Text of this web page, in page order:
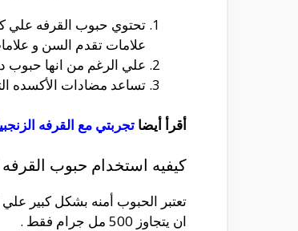
تحتوي حبوب القرفه علي
علامات تقدم السن و
علي الرغم من انها حبوب
تساعد مضادات الأكسده
أقرأ أيضا تجربتي مع القرفه
كيفيه استخدام حبوب
تعتبر الحبوب أمنه بشكل كبير
ان يتجاوز 500 مل جرام فقط .